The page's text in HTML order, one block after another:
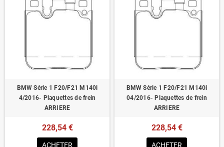
BMW Série 1 F20/F21 M140i
4/2016- Plaquettes de frein
ARRIERE
228,54 €
ACHETER
BMW Série 1 F20/F21 M140i
04/2016- Plaquettes de frein
ARRIERE
228,54 €
ACHETER